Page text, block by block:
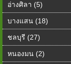
อ่างศิลา (5)
บางแสน (18)
ชลบุรี (27)
หนองมน (2)